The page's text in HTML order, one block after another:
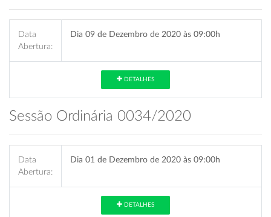
Data
Abertura:
Dia 09 de Dezembro de 2020 às 09:00h
DETALHES
Sessão Ordinária 0034/2020
Data
Abertura:
Dia 01 de Dezembro de 2020 às 09:00h
DETALHES